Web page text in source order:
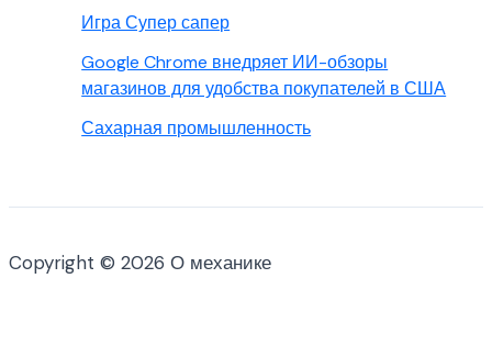
Игра Супер сапер
Google Chrome внедряет ИИ-обзоры
магазинов для удобства покупателей в США
Сахарная промышленность
Copyright © 2026 О механике